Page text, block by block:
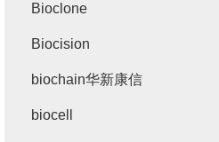
Bioclone
Biocision
biochain华新康信
biocell